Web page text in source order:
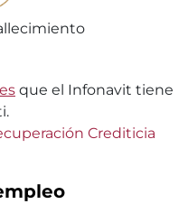
que el Infonavit tiene
Crediticia